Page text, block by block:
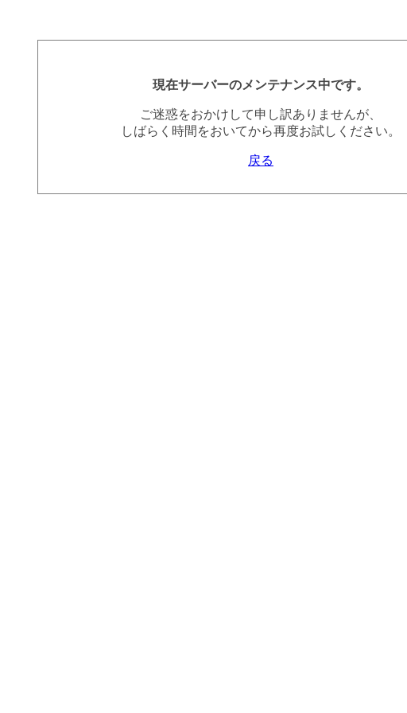
現在サーバーのメンテナンス中です。
ご迷惑をおかけして申し訳ありませんが、
しばらく時間をおいてから再度お試しください。
戻る